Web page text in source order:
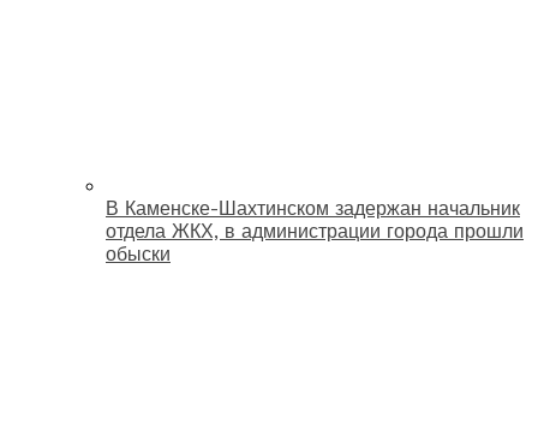
В Каменске-Шахтинском задержан начальник
отдела ЖКХ, в администрации города прошли
обыски